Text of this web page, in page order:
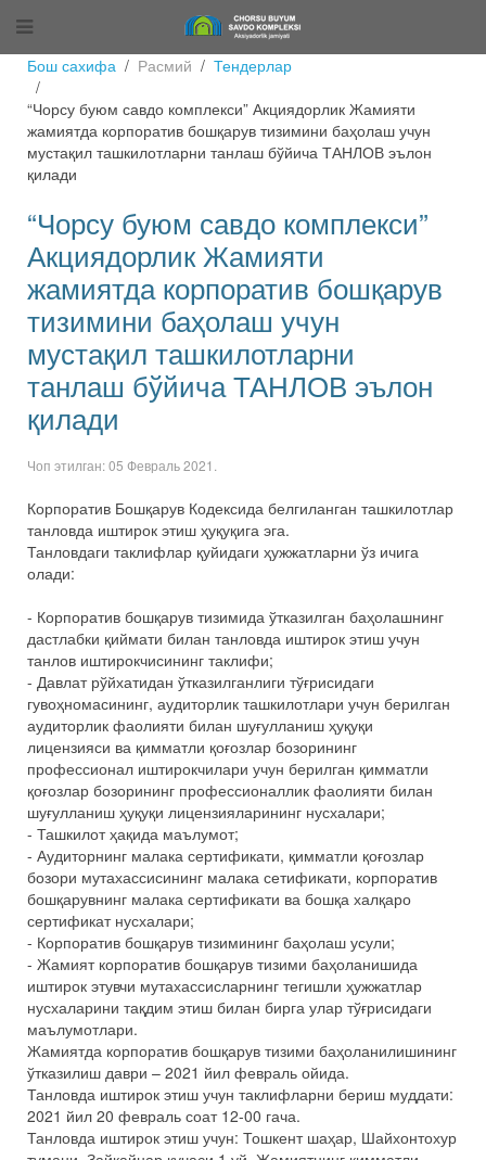
Бош сахифа Расмий
Тендерлар
“Чорсу буюм савдо комплекси” Акциядорлик Жамияти
жамиятда корпоратив бошқарув тизимини баҳолаш учун
мустақил ташкилотларни танлаш бўйича ТАНЛОВ эълон
қилади
“Чорсу буюм савдо комплекси”
Акциядорлик Жамияти
жамиятда корпоратив бошқарув
тизимини баҳолаш учун
мустақил ташкилотларни
танлаш бўйича ТАНЛОВ эълон
қилади
Чоп этилган:05 Февраль 2021
Корпоратив Бошқарув Кодексида белгиланган ташкилотлар
танловда иштирок этиш ҳуқуқига эга.
Танловдаги таклифлар қуйидаги ҳужжатларни ўз ичига
олади:
- Корпоратив бошқарув тизимида ўтказилган баҳолашнинг
дастлабки қиймати билан танловда иштирок этиш учун
танлов иштирокчисининг таклифи;
- Давлат рўйхатидан ўтказилганлиги тўғрисидаги
гувоҳномасининг, аудиторлик ташкилотлари учун берилган
аудиторлик фаолияти билан шуғулланиш ҳуқуқи
лицензияси ва қимматли қоғозлар бозорининг
профессионал иштирокчилари учун берилган қимматли
қоғозлар бозорининг профессионаллик фаолияти билан
шуғулланиш ҳуқуқи лицензияларининг нусхалари;
- Ташкилот ҳақида маълумот;
- Аудиторнинг малака сертификати, қимматли қоғозлар
бозори мутахассисининг малака сетификати, корпоратив
бошқарувнинг малака сертификати ва бошқа халқаро
сертификат нусхалари;
- Корпоратив бошқарув тизимининг баҳолаш усули;
- Жамият корпоратив бошқарув тизими баҳоланишида
иштирок этувчи мутахассисларнинг тегишли ҳужжатлар
нусхаларини тақдим этиш билан бирга улар тўғрисидаги
маълумотлари.
Жамиятда корпоратив бошқарув тизими баҳоланилишининг
ўтказилиш даври – 2021 йил февраль ойида.
Танловда иштирок этиш учун таклифларни бериш муддати:
2021 йил 20 февраль соат 12-00 гача.
Танловда иштирок этиш учун: Тошкент шаҳар, Шайхонтохур